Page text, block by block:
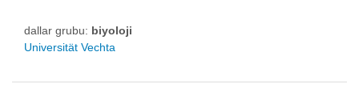
dallar grubu: biyoloji
Universität Vechta